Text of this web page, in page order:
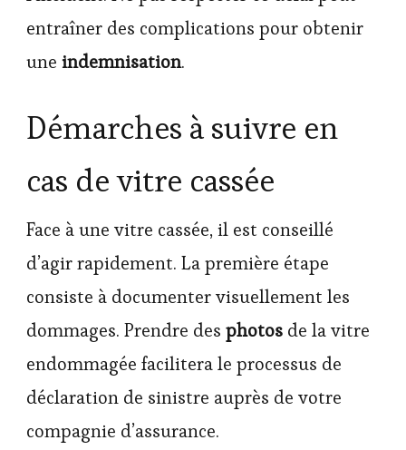
entraîner des complications pour obtenir
une indemnisation.
Démarches à suivre en
cas de vitre cassée
Face à une vitre cassée, il est conseillé
d’agir rapidement. La première étape
consiste à documenter visuellement les
dommages. Prendre des photos de la vitre
endommagée facilitera le processus de
déclaration de sinistre auprès de votre
compagnie d’assurance.